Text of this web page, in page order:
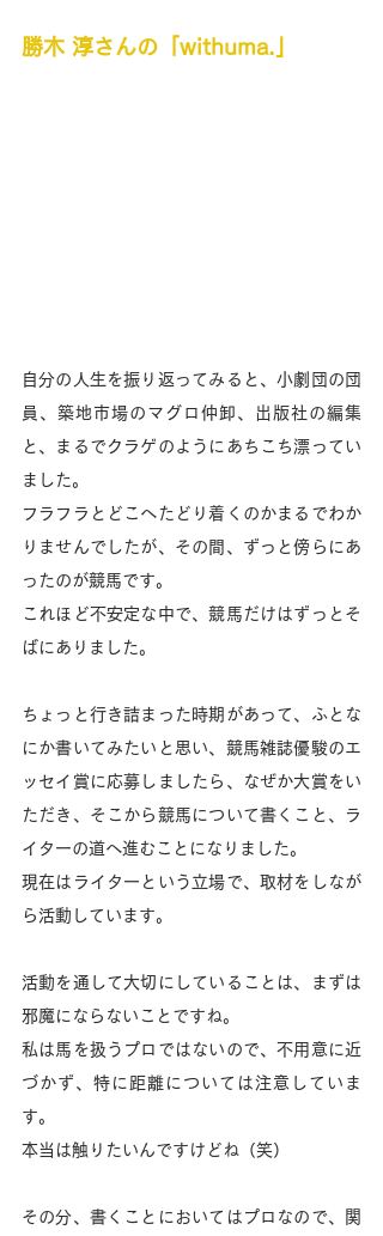
勝木 淳さんの「withuma.」
自分の人生を振り返ってみると、小劇団の団
員、築地市場のマグロ仲卸、出版社の編集
と、まるでクラゲのようにあちこち漂ってい
ました。
フラフラとどこへたどり着くのかまるでわか
りませんでしたが、その間、ずっと傍らにあ
ったのが競馬です。
これほど不安定な中で、競馬だけはずっとそ
ばにありました。
ちょっと行き詰まった時期があって、ふとな
にか書いてみたいと思い、競馬雑誌優駿のエ
ッセイ賞に応募しましたら、なぜか大賞をい
ただき、そこから競馬について書くこと、ラ
イターの道へ進むことになりました。
現在はライターという立場で、取材をしなが
ら活動しています。
活動を通して大切にしていることは、まずは
邪魔にならないことですね。
私は馬を扱うプロではないので、不用意に近
づかず、特に距離については注意していま
す。
本当は触りたいんですけどね（笑）
その分、書くことにおいてはプロなので、関